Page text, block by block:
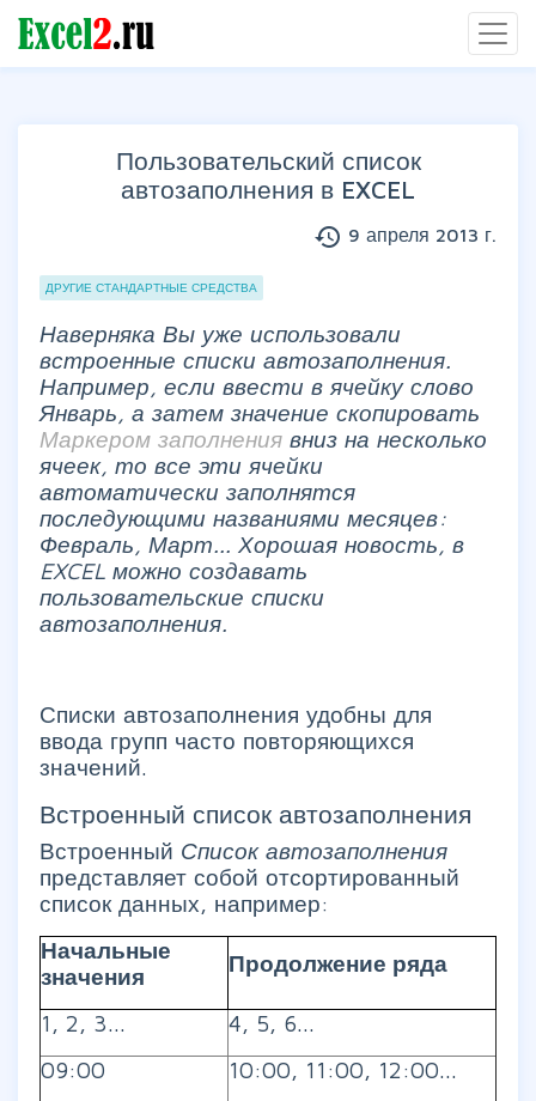
Пользовательский список
автозаполнения в EXCEL
history 9 апреля 2013 г.
Группы статей
ДРУГИЕ СТАНДАРТНЫЕ СРЕДСТВА
Наверняка Вы уже использовали
встроенные списки автозаполнения.
Например, если ввести в ячейку слово
Январь, а затем значение скопировать
Маркером заполнения вниз на несколько
ячеек, то все эти ячейки
автоматически заполнятся
последующими названиями месяцев:
Февраль, Март... Хорошая новость, в
EXCEL можно создавать
пользовательские списки
автозаполнения.
Списки автозаполнения удобны для
ввода групп часто повторяющихся
значений.
Встроенный список автозаполнения
Встроенный Список автозаполнения
представляет собой отсортированный
список данных, например:
Начальные
значения
Продолжение ряда
1, 2, 3...
4, 5, 6...
09:00
10:00, 11:00, 12:00...